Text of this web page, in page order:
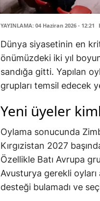
YAYINLAMA: 04 Haziran 2026 - 12:21
Dünya siyasetinin en
önümüzdeki iki yıl
sandığa gitti. Yapılan
grupları temsil edecek
Yeni üyeler
Oylama sonucunda
Kırgızistan 2027
Özellikle Batı Avrupa
Avusturya gerekli
desteği bulamadı ve